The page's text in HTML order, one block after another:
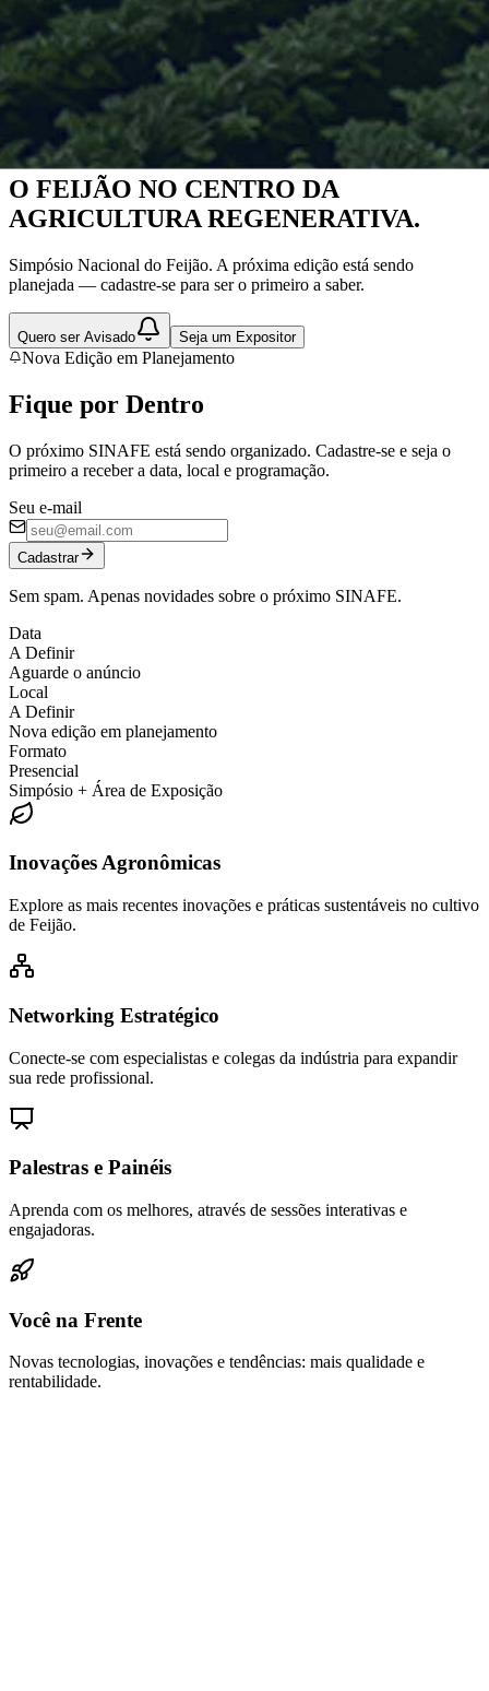
Nova Edição em Planejamento
O FEIJÃO NO CENTRO DA
AGRICULTURA REGENERATIVA.
Simpósio Nacional do Feijão. A próxima edição está sendo
planejada — cadastre-se para ser o primeiro a saber.
Quero ser Avisado Seja um Expositor
Nova Edição em Planejamento
Fique por Dentro
O próximo SINAFE está sendo organizado. Cadastre-se e seja o
primeiro a receber a data, local e programação.
Seu e-mail
Cadastrar
Sem spam. Apenas novidades sobre o próximo SINAFE.
Data
A Definir
Aguarde o anúncio
Local
A Definir
Nova edição em planejamento
Formato
Presencial
Simpósio + Área de Exposição
Inovações Agronômicas
Explore as mais recentes inovações e práticas sustentáveis no cultivo
de Feijão.
Networking Estratégico
Conecte-se com especialistas e colegas da indústria para expandir
sua rede profissional.
Palestras e Painéis
Aprenda com os melhores, através de sessões interativas e
engajadoras.
Você na Frente
Novas tecnologias, inovações e tendências: mais qualidade e
rentabilidade.